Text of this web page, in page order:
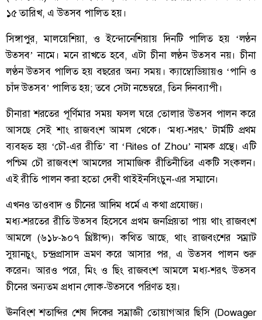
১৫ তারিখ, এ উত্সব পালিত হয়।
সিঙ্গাপুর, মালয়েশিয়া, ও ইন্দোনেশিয়ায় দিনটি পালিত হয় ‘লণ্ঠন
উত্সব’ নামে। মনে রাখতে হবে, এটা চীনা লণ্ঠন উত্সব নয়। চীনা
লণ্ঠন উত্সব পালিত হয় বছরের অন্য সময়। ক্যাম্বোডিয়ায়ও ‘পানি ও
চাঁদ উত্সব’ পালিত হয়; তবে সেটা নভেম্বরে, তিন দিনব্যাপী।
​চীনারা শরতের পূর্ণিমার সময় ফসল ঘরে তোলার উত্সব পালন করে
আসছে সেই শাং রাজবংশ আমল থেকে। ‘মধ্য-শরৎ’ টার্মটি প্রথম
ব্যবহৃত হয় ‘চৌ-এর রীতি’ বা ‘Rites of Zhou’ নামক গ্রন্থে। এটি
পশ্চিম চৌ রাজবংশ আমলের সামাজিক রীতিনীতির একটি সংকলন।
এই রীতি পালন করা হতো দেবী থাইইনসিংচুন-এর সম্মানে।
এখনও তাওবাদ ও চীনের আদিম ধর্মে এ কথা প্রযোজ্য।
​মধ্য-শরতের রীতি উত্সব হিসেবে প্রথম জনপ্রিয়তা পায় থাং রাজবংশ
আমলে (৬১৮-৯০৭ খ্রিষ্টাব্দ)। কথিত আছে, থাং রাজবংশের সম্রাট
সুয়ানচুং, চন্দ্রপ্রাসাদ ভ্রমণ করে আসার পর, এ উত্সব পালন শুরু
করেন। আরও পরে, মিং ও ছিং রাজবংশ আমলে মধ্য-শরৎ উত্সব
চীনের অন্যতম প্রধান লোক-উত্সবে পরিণত হয়।
ঊনবিংশ শতাব্দির শেষ দিকের সম্রাজ্ঞী তোয়াগআর ছিসি (Dowager